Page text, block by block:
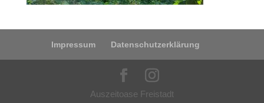
Impressum Datenschutzerklärung
Auszeitoase Freistadt